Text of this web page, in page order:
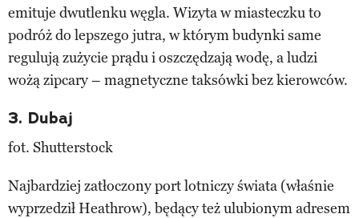
emituje dwutlenku węgla. Wizyta w miasteczku to
podróż do lepszego jutra, w którym budynki same
regulują zużycie prądu i oszczędzają wodę, a ludzi
wożą zipcary – magnetyczne taksówki bez kierowców.
3. Dubaj
fot. Shutterstock
Najbardziej zatłoczony port lotniczy świata (właśnie
wyprzedził Heathrow), będący też ulubionym adresem